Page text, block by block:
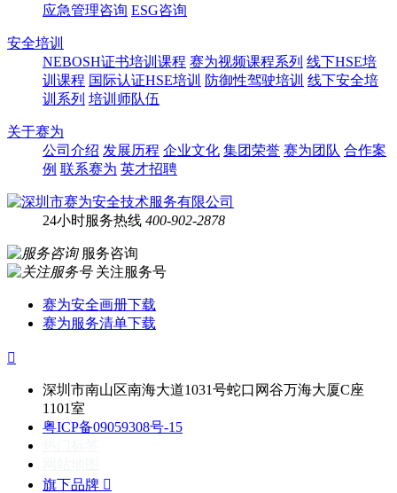
应急管理咨询 ESG咨询
安全培训
NEBOSH证书培训课程 赛为视频课程系列 线下HSE培
训课程 国际认证HSE培训 防御性驾驶培训 线下安全培
训系列 培训师队伍
关于赛为
公司介绍 发展历程 企业文化 集团荣誉 赛为团队 合作案
例 联系赛为 英才招聘
24小时服务热线 400-902-2878
服务咨询
关注服务号
赛为安全画册下载
赛为服务清单下载

深圳市南山区南海大道1031号蛇口网谷万海大厦C座
1101室
粤ICP备09059308号-15
旗下品牌 